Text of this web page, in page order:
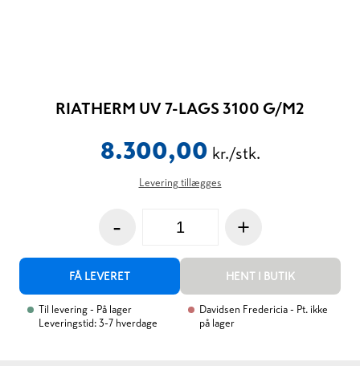
RIATHERM UV 7-LAGS 3100 G/M2
8.300,00 kr./stk.
Levering tillægges
- +
FÅ LEVERET HENT I BUTIK
Til levering - På lager
Leveringstid: 3-7 hverdage
Davidsen Fredericia - Pt. ikke
på lager